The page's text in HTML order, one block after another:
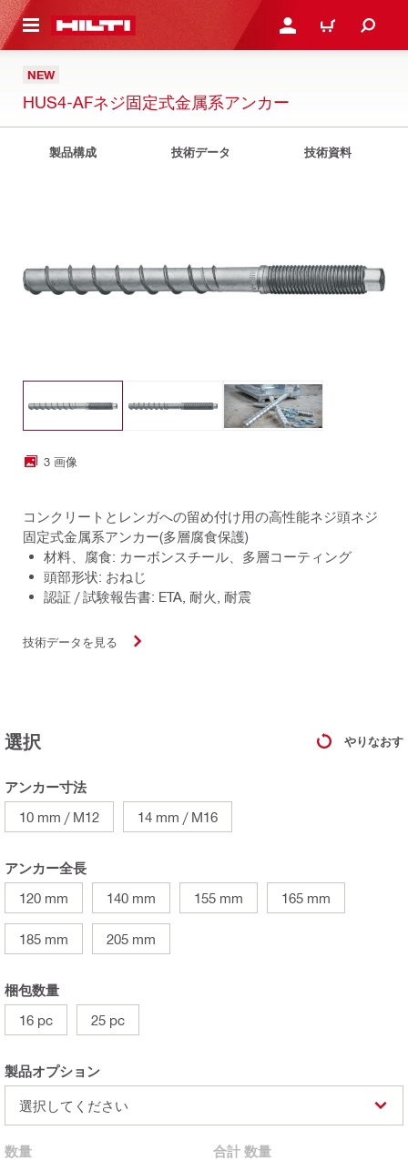
内容を表示 ログイン・新規オンライ
カート
NEW
HUS4-AFネジ固定式金属系アンカー
製品構成 技術データ 技術資料
3 画像
コンクリートとレンガへの留め付け用の高性能ネジ頭ネジ
固定式金属系アンカー(多層腐食保護)
材料、腐食: カーボンスチール、多層コーティング
頭部形状: おねじ
認証 / 試験報告書: ETA, 耐火, 耐震
技術データを見る
選択 やりなおす
アンカー寸法
10 mm / M12
14 mm / M16
アンカー全長
120 mm
140 mm 155 mm 165 mm
185 mm 205 mm
梱包数量
16 pc
25 pc
製品オプション
選択してください
数量 合計 数量